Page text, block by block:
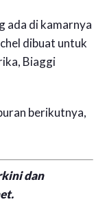
ada di kamarnya
dibuat untuk
Biaggi
berikutnya,
dan